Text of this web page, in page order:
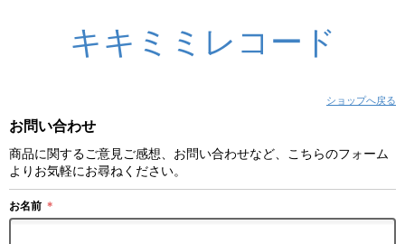
キキミミレコード
ショップへ戻る
お問い合わせ
商品に関するご意見ご感想、お問い合わせなど、こちらのフォーム
よりお気軽にお尋ねください。
お名前 ＊